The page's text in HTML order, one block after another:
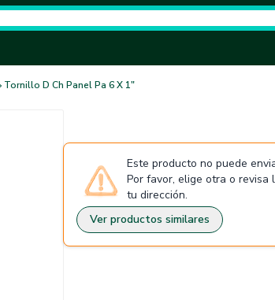
Tornillo D Ch Panel Pa 6 X 1"
Este producto no puede
Por favor, elige otra o revisa
tu dirección.
Ver productos similares